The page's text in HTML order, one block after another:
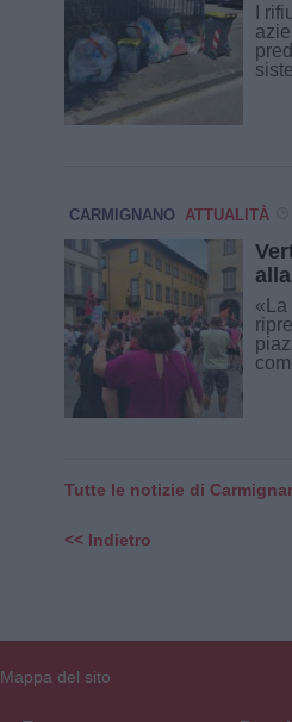
I
CARMIGNANO ATTUALITÀ
«La
Tutte le notizie di
<< Indietro
Mappa del sito